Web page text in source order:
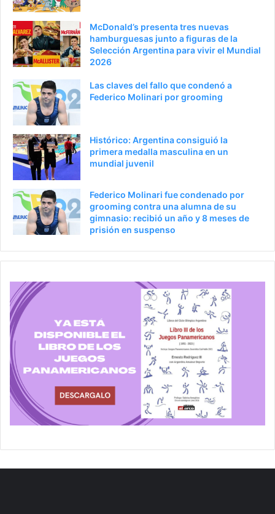
e
r
o
p
á
i
McDonald’s presenta tres nuevas
hamburguesas junto a figuras de la
Selección Argentina para vivir el Mundial
2026
Las claves del fallo que condenó a
Federico Molinari por grooming
Histórico: Argentina consiguió la
primera medalla masculina en un
mundial juvenil
Federico Molinari fue condenado por
grooming contra una alumna de su
gimnasio: recibió un año y 8 meses de
prisión en suspenso